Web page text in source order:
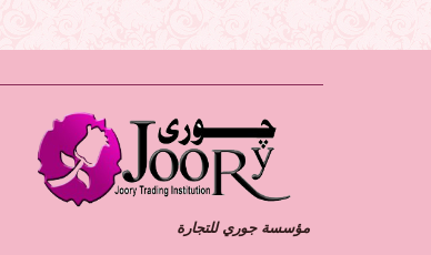
مؤسسة جوري للتجارة